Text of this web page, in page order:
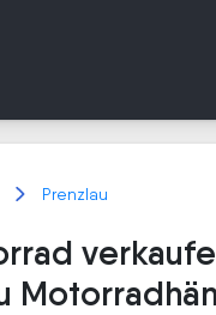
Prenzlau